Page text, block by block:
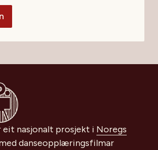
eit nasjonalt prosjekt i Noregs
danseopplæringsfilmar